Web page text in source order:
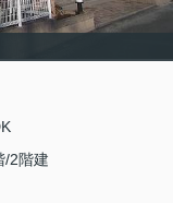
/2階建